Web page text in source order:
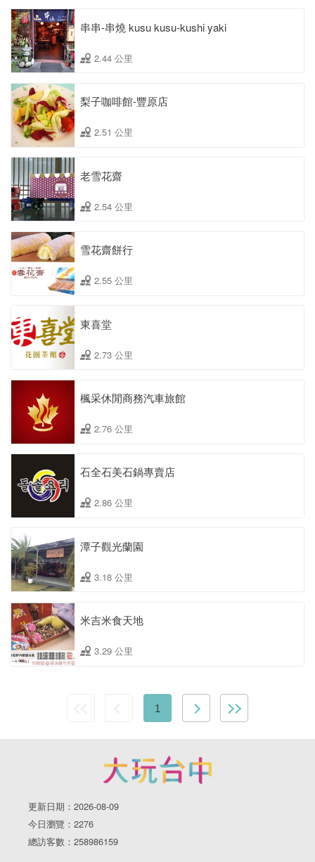
串串-串燒 kusu kusu-kushi yaki
2.44 公里
梨子咖啡館-豐原店
2.51 公里
老雪花齋
2.54 公里
雪花齋餅行
2.55 公里
東喜堂
2.73 公里
楓采休閒商務汽車旅館
2.76 公里
石全石美石鍋專賣店
2.86 公里
潭子觀光蘭園
3.18 公里
米吉米食天地
3.29 公里
1
更新日期：2026-08-09
今日瀏覽：2276
總訪客數：258986159